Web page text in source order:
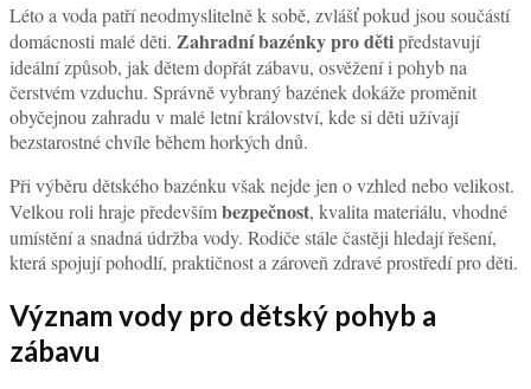
Léto a voda patří neodmyslitelně k sobě, zvlášť pokud jsou součástí
domácnosti malé děti. Zahradní bazénky pro dětipředstavují
ideální způsob, jak dětem dopřát zábavu, osvěžení i pohyb na
čerstvém vzduchu. Správně vybraný bazének dokáže proměnit
obyčejnou zahradu v malé letní království, kde si děti užívají
bezstarostné chvíle během horkých dnů.
Při výběru dětského bazénku však nejde jen o vzhled nebo velikost.
Velkou roli hraje předevšímbezpečnost, kvalita materiálu, vhodné
umístění a snadná údržba vody. Rodiče stále častěji hledají řešení,
která spojují pohodlí, praktičnost a zároveň zdravé prostředí pro děti.
Význam vody pro dětský pohyb a
zábavu